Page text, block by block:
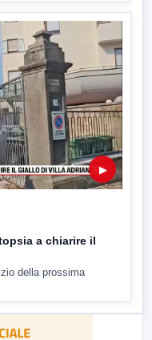
▶
a chiarire il
della prossima